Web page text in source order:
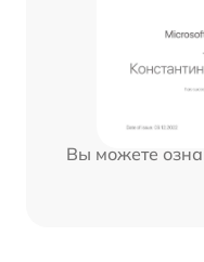
Вы можете